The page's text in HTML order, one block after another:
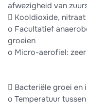
afwezigheid van
 Kooldioxide,
o Facultatief
groeien
o Micro-aerofiel:
 Bacteriële groei en
o Temperatuur tussen